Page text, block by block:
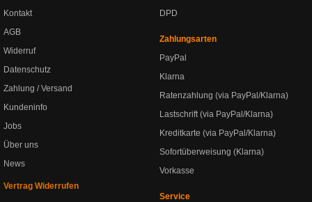
Kontakt
AGB
Widerruf
Datenschutz
Zahlung / Versand
Kundeninfo
Jobs
Über uns
News
Vertrag Widerrufen
DPD
Zahlungsarten
PayPal
Klarna
Ratenzahlung (via PayPal/Klarna)
Lastschrift (via PayPal/Klarna)
Kreditkarte (via PayPal/Klarna)
Sofortüberweisung (Klarna)
Vorkasse
Service